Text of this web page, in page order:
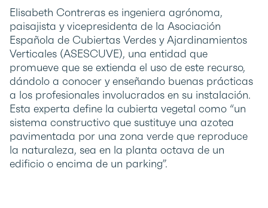
Elisabeth Contreras es ingeniera agrónoma,
paisajista y vicepresidenta de la Asociación
Española de Cubiertas Verdes y Ajardinamientos
Verticales (ASESCUVE), una entidad que
promueve que se extienda el uso de este recurso,
dándolo a conocer y enseñando buenas prácticas
a los profesionales involucrados en su instalación.
Esta experta define la cubierta vegetal como “un
sistema constructivo que sustituye una azotea
pavimentada por una zona verde que reproduce
la naturaleza, sea en la planta octava de un
edificio o encima de un parking”.